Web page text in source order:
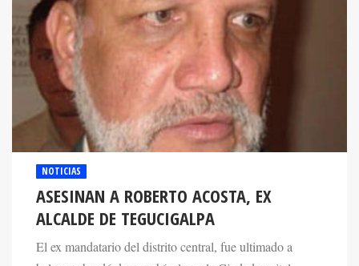
NOTICIAS
ASESINAN A ROBERTO ACOSTA, EX
ALCALDE DE TEGUCIGALPA
El ex mandatario del distrito central, fue ultimado a